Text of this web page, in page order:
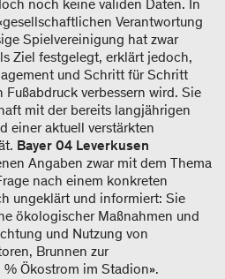
noch keine validen Daten. In
Verantwortung
Spielvereinigung hat zwar
Ziel festgelegt, erklärt jedoch,
und Schritt für Schritt
verbessern wird. Sie
mit der bereits langjährigen
einer aktuell verstärkten
Bayer 04 Leverkusen
Angaben zwar mit dem Thema
nach einem konkreten
ungeklärt und informiert: Sie
ökologischer Maßnahmen und
und Nutzung von
Brunnen zur
Ökostrom im Stadion».